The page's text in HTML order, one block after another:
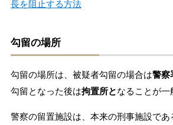
長を阻止する方法
勾留の場所
勾留の場所は、被疑者勾留の場合は警察
勾留となった後は拘置所となることが一
警察の留置施設は、本来の刑事施設であ